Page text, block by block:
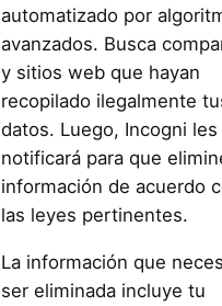
automatizado por
avanzados. Busca
y sitios web que hayan
recopilado ilegalmente
datos. Luego, Incogni les
notificará para que
información de acuerdo
las leyes pertinentes.
La información que
ser eliminada incluye tu